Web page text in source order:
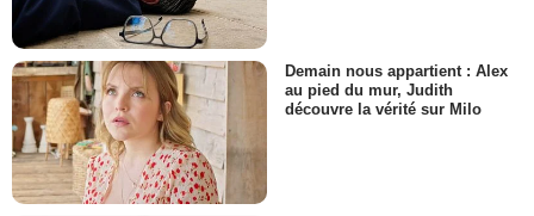
Demain nous appartient : Alex
au pied du mur, Judith
découvre la vérité sur Milo